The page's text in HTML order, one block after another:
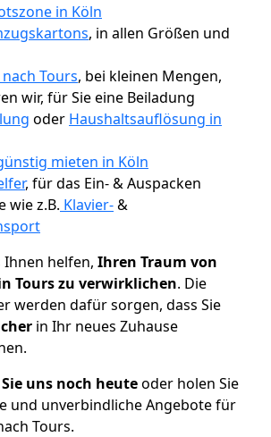
in Köln
, in allen Größen und
Tours, bei kleinen Mengen,
wir, für Sie eine Beiladung
oder Haushaltsauflösung in
mieten in Köln
, für das Ein- & Auspacken
wie z.B. Klavier-&
Ihnen helfen, Ihren Traum von
Tours zu verwirklichen. Die
werden dafür sorgen, dass Sie
in Ihr neues Zuhause
uns noch heuteoder holen Sie
und unverbindliche Angebote für
Tours.